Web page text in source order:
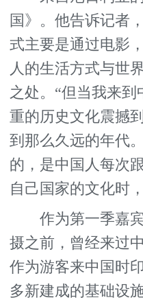
国》。他告诉记者
式主要是通过电影
人的生活方式与世
之处。“但当我来
重的历史文化震撼
到那么久远的年代
的，是中国人每次
自己国家的文化时
作为第一季嘉宾
摄之前，曾经来过
作为游客来中国时
多新建成的基础设施